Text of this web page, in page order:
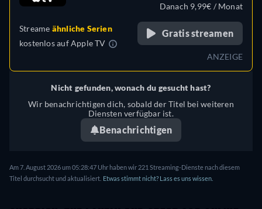
Streame ähnliche Serien
kostenlos aufApple TV
Danach 9,99€ / Monat
Gratis streamen
ANZEIGE
Nicht gefunden, wonach du gesucht hast?
Wir benachrichtigen dich, sobald der Titel bei weiteren
Diensten verfügbar ist.
Benachrichtigen
Am 7. August 2026 um 05:28:47 Uhr haben wir 221 Streaming-Dienste nach diesem
Titel durchsucht und aktualisiert. Etwas stimmt nicht? Lass es uns wissen.